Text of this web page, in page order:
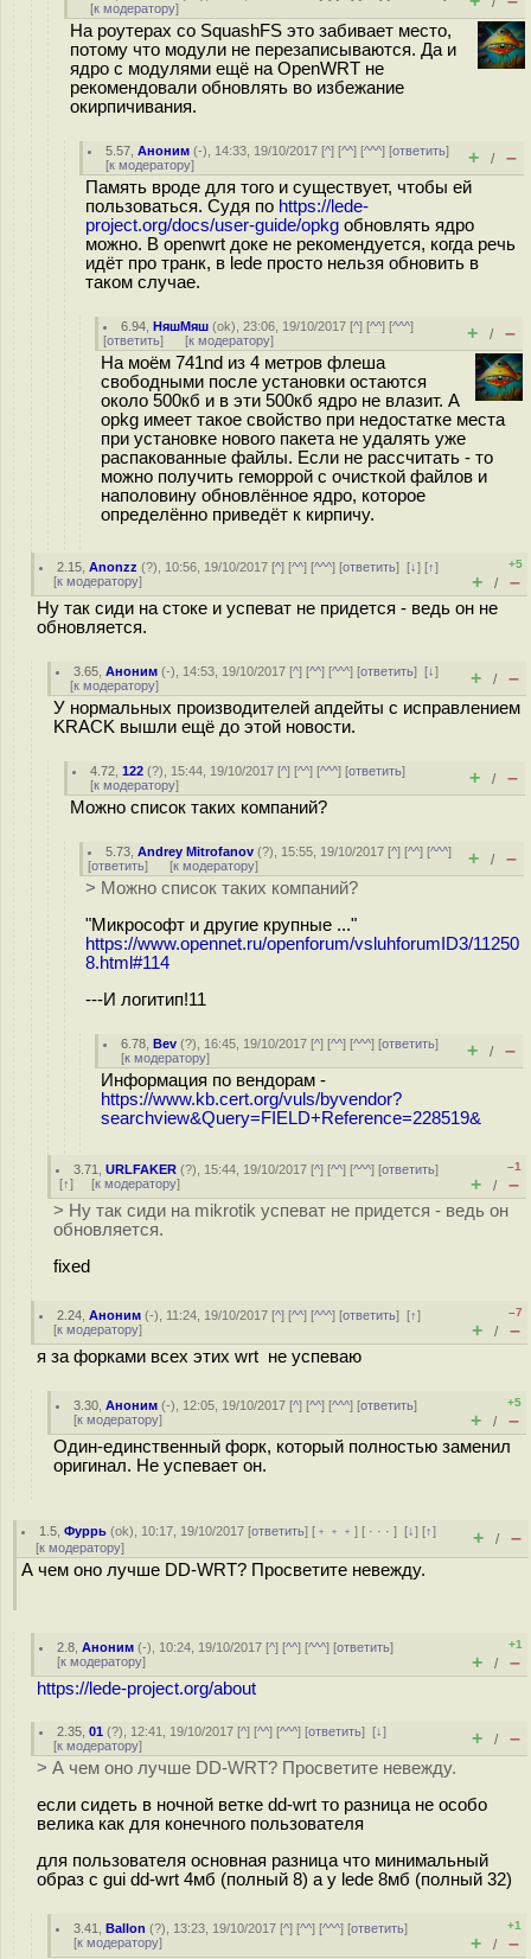
[к модератору]
На роутерах со SquashFS это забивает место,
потому что модули не перезаписываются. Да и
ядро с модулями ещё на OpenWRT не
рекомендовали обновлять во избежание
окирпичивания.
5.57 ,Аноним (-), 14:33, 19/10/2017 [^] [^^] [^^^] [ответить]
[к модератору] + / –
Память вроде для того и существует, чтобы ей
пользоваться. Судя по https://lede-
project.org/docs/user-guide/opkg обновлять ядро
можно. В openwrt доке не рекомендуется, когда речь
идёт про транк, в lede просто нельзя обновить в
таком случае.
6.94 ,НяшМяш (ok), 23:06, 19/10/2017 [^] [^^] [^^^]
[ответить] [к модератору] + / –
На моём 741nd из 4 метров флеша
свободными после установки остаются
около 500кб и в эти 500кб ядро не влазит. А
opkg имеет такое свойство при недостатке места
при установке нового пакета не удалять уже
распакованные файлы. Если не рассчитать - то
можно получить геморрой с очисткой файлов и
наполовину обновлённое ядро, которое
определённо приведёт к кирпичу.
2.15 ,Anonzz (?), 10:56, 19/10/2017 [^] [^^] [^^^] [ответить][↓] [↑]
[к модератору]
+5
+ / –
Ну так сиди на стоке и успеват не придется - ведь он не
обновляется.
3.65 ,Аноним (-), 14:53, 19/10/2017 [^] [^^] [^^^] [ответить][↓]
[к модератору] + / –
У нормальных производителей апдейты с исправлением
KRACK вышли ещё до этой новости.
4.72 ,122 (?), 15:44, 19/10/2017 [^] [^^] [^^^] [ответить]
[к модератору] + / –
Можно список таких компаний?
5.73 ,Andrey Mitrofanov (?), 15:55, 19/10/2017 [^] [^^] [^^^]
[ответить] [к модератору] + / –
> Можно список таких компаний?
"Микрософт и другие крупные ..."
https://www.opennet.ru/openforum/vsluhforumID3/11250
8.html#114
---И логитип!11
6.78 ,Bev (?), 16:45, 19/10/2017 [^] [^^] [^^^] [ответить]
[к модератору] + / –
Информация по вендорам -
https://www.kb.cert.org/vuls/byvendor?
searchview&Query=FIELD+Reference=228519&
3.71 ,URLFAKER (?), 15:44, 19/10/2017 [^] [^^] [^^^] [ответить]
[↑] [к модератору]
–1
+ / –
> Ну так сиди на mikrotik успеват не придется - ведь он
обновляется.
fixed
2.24 ,Аноним (-), 11:24, 19/10/2017 [^] [^^] [^^^] [ответить][↑]
[к модератору]
–7
+ / –
я за форками всех этих wrt не успеваю
3.30 ,Аноним (-), 12:05, 19/10/2017 [^] [^^] [^^^] [ответить]
[к модератору]
+5
+ / –
Один-единственный форк, который полностью заменил
оригинал. Не успевает он.
1.5 ,Фуррь (ok), 10:17, 19/10/2017 [ответить] [ ﹢﹢﹢] [ · · ·][↓] [↑]
[к модератору] + / –
А чем оно лучше DD-WRT? Просветите невежду.
2.8 ,Аноним (-), 10:24, 19/10/2017 [^] [^^] [^^^] [ответить]
[к модератору]
+1
+ / –
https://lede-project.org/about
2.35 ,01 (?), 12:41, 19/10/2017 [^] [^^] [^^^] [ответить][↓]
[к модератору] + / –
> А чем оно лучше DD-WRT? Просветите невежду.
если сидеть в ночной ветке dd-wrt то разница не особо
велика как для конечного пользователя
для пользователя основная разница что минимальный
образ с gui dd-wrt 4мб (полный 8) а у lede 8мб (полный 32)
3.41 ,Ballon (?), 13:23, 19/10/2017 [^] [^^] [^^^] [ответить]
[к модератору]
+1
+ / –